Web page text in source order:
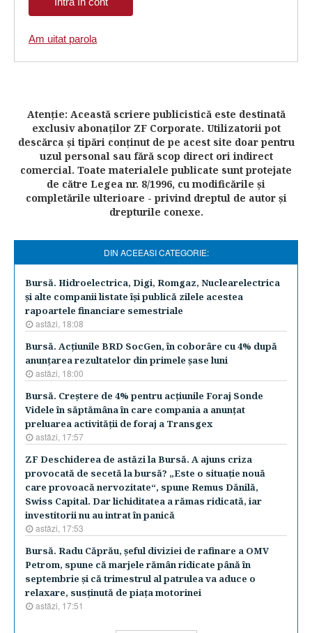
Am uitat parola
Atenţie: Această scriere publicistică este destinată
exclusiv abonaţilor ZF Corporate. Utilizatorii pot
descărca şi tipări conţinut de pe acest site doar pentru
uzul personal sau fără scop direct ori indirect
comercial. Toate materialele publicate sunt protejate
de către Legea nr. 8/1996, cu modificările şi
completările ulterioare - privind dreptul de autor şi
drepturile conexe.
DIN ACEEASI CATEGORIE:
Bursă. Hidroelectrica, Digi, Romgaz, Nuclearelectrica
şi alte companii listate îşi publică zilele acestea
rapoartele financiare semestriale
astăzi, 18:08
Bursă. Acţiunile BRD SocGen, în coborâre cu 4% după
anunţarea rezultatelor din primele şase luni
astăzi, 18:00
Bursă. Creştere de 4% pentru acţiunile Foraj Sonde
Videle în săptămâna în care compania a anunţat
preluarea activităţii de foraj a Transgex
astăzi, 17:57
ZF Deschiderea de astăzi la Bursă. A ajuns criza
provocată de secetă la bursă? „Este o situaţie nouă
care provoacă nervozitate“, spune Remus Dănilă,
Swiss Capital. Dar lichiditatea a rămas ridicată, iar
investitorii nu au intrat în panică
astăzi, 17:53
Bursă. Radu Căprău, şeful diviziei de rafinare a OMV
Petrom, spune că marjele rămân ridicate până în
septembrie şi că trimestrul al patrulea va aduce o
relaxare, susţinută de piaţa motorinei
astăzi, 17:51